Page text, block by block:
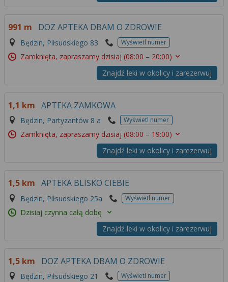
991 m DOZ APTEKA DBAM O ZDROWIE
Będzin, Piłsudskiego 83 Wyświetl numer
Zamknięta, zapraszamy dzisiaj (08:00 – 20:00)
Znajdź leki w okolicy i zarezerwuj
1,1 km APTEKA ZAMKOWA
Będzin, Partyzantów 8 a Wyświetl numer
Zamknięta, zapraszamy dzisiaj (08:00 – 19:00)
Znajdź leki w okolicy i zarezerwuj
1,5 km APTEKA BLISKO CIEBIE
Będzin, Piłsudskiego 25a Wyświetl numer
Dzisiaj czynna całą dobę
Znajdź leki w okolicy i zarezerwuj
1,5 km DOZ APTEKA DBAM O ZDROWIE
Będzin, Piłsudskiego 21 Wyświetl numer